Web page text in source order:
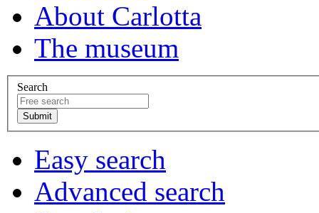
About Carlotta
The museum
Search
Easy search
Advanced search